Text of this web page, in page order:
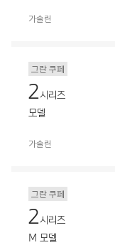
가솔린
그란 쿠페
2시리즈
모델
가솔린
그란 쿠페
2시리즈
M 모델